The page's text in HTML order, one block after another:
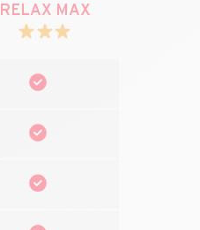
RELAX MAX